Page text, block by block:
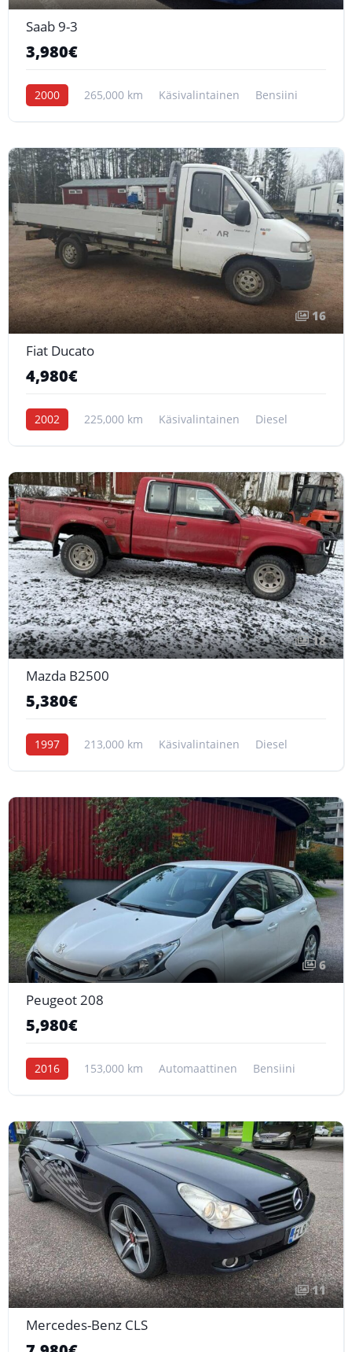
Saab 9-3
3,980€
2000 265,000 km Käsivalintainen Bensiini
16
Fiat Ducato
4,980€
2002 225,000 km Käsivalintainen Diesel
18
Mazda B2500
5,380€
1997 213,000 km Käsivalintainen Diesel
6
Peugeot 208
5,980€
2016 153,000 km Automaattinen Bensiini
11
Mercedes-Benz CLS